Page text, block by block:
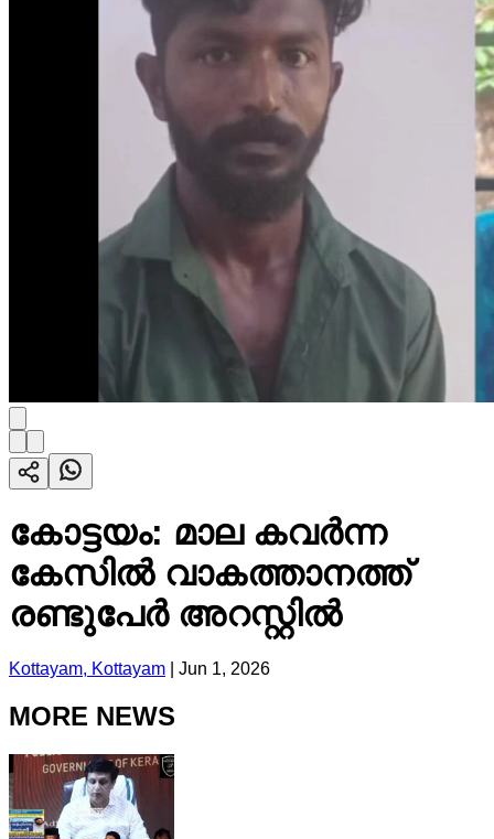
കോട്ടയം: മാല കവർന്ന
കേസിൽ വാകത്താനത്ത്
രണ്ടുപേർ അറസ്റ്റിൽ
Kottayam, Kottayam Jun 1, 2026
MORE NEWS